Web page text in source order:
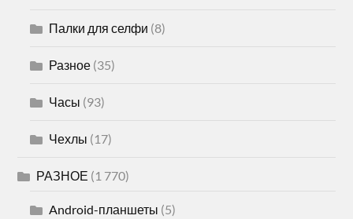
Палки для селфи (8)
Разное (35)
Часы (93)
Чехлы (17)
РАЗНОЕ (1 770)
Android-планшеты (5)